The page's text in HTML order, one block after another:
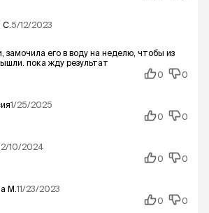
С. 5/12/2023
замочила его в воду на неделю, чтобы из
пока жду результат
0
0
1/25/2025
0
0
2/10/2024
0
0
М.11/23/2023
0
0